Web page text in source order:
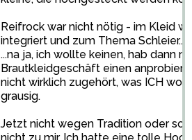
Reifrock war nicht nötig - im Kleid
integriert und zum Thema Schleier...
...na ja, ich wollte keinen, hab dann
Brautkleidgeschäft einen
nicht wirklich zugehört, was ICH
grausig.
Jetzt nicht wegen Tradition oder so,